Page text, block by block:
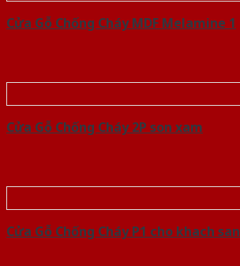
Cửa Gỗ Chống Cháy MDF Melamine 1
Cửa Gỗ Chống Cháy 2P son xam
Cửa Gỗ Chống Cháy P1 cho khach san